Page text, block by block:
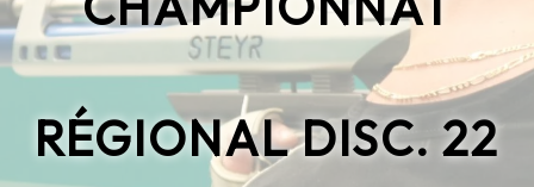
RÉGIONAL DISC. 22